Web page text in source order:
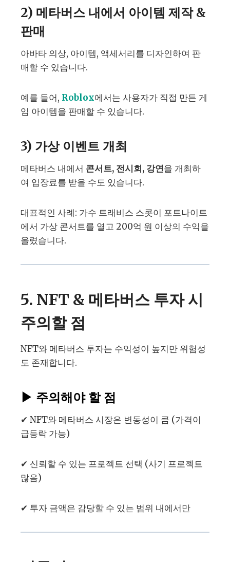
2) 메타버스 내에서 아이템 제작 &
판매
아바타 의상, 아이템, 액세서리를 디자인하여 판
매할 수 있습니다.
예를 들어, Roblox에서는 사용자가 직접 만든 게
임 아이템을 판매할 수 있습니다.
3) 가상 이벤트 개최
메타버스 내에서 콘서트, 전시회, 강연을 개최하
여 입장료를 받을 수도 있습니다.
대표적인 사례: 가수 트래비스 스콧이 포트나이트
에서 가상 콘서트를 열고 200억 원 이상의 수익을
올렸습니다.
5. NFT & 메타버스 투자 시
주의할 점
NFT와 메타버스 투자는 수익성이 높지만 위험성
도 존재합니다.
▶ 주의해야 할 점
✔ NFT와 메타버스 시장은 변동성이 큼 (가격이
급등락 가능)
✔ 신뢰할 수 있는 프로젝트 선택 (사기 프로젝트
많음)
✔ 투자 금액은 감당할 수 있는 범위 내에서만